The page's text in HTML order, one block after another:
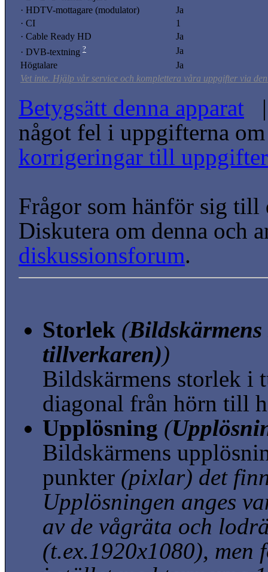
· HDTV-mottagare (modulator)
Ja
· CI
1
· Cable Ready HD
Ja
· DVB-textning ?
Ja
Högtalare
Ja
Vet inte. Hjälp vår service och komplettera våra uppgifter via
Betygsätt denna apparat |
något fel i uppgifterna
korrigeringar till
Frågor som hänför sig till
Diskutera om denna och
diskussionsforum.
Storlek (
tillverkaren))
Bildskärmens storlek i
diagonal från hörn till
Upplösning (
Bildskärmens
punkter (pixlar) det
Upplösningen anges
av de vågräta och
(t.ex.1920x1080), men